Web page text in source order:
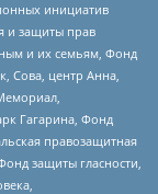
инициатив
и защиты прав
и их семьям, Фонд
Сова, центр Анна,
Гагарина, Фонд
правозащитная
защиты гласности,